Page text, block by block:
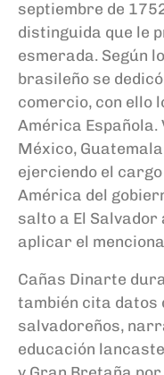
septiembre de
distinguida que le
esmerada. Según
brasileño se
comercio, con ello
América Española.
México,
ejerciendo el
América del
salto a El Salvador
aplicar el
Cañas Dinarte
también cita
salvadoreños,
educación